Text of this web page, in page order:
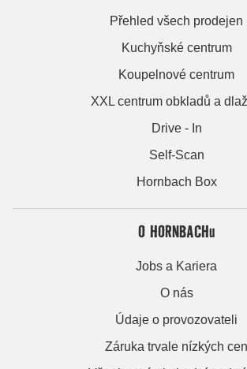
Přehled všech prodejen
Kuchyňské centrum
Koupelnové centrum
XXL centrum obkladů a
Drive - In
Self-Scan
Hornbach Box
O HORNBACHu
Jobs a Kariera
O nás
Údaje o provozovateli
Záruka trvale nízkých cen